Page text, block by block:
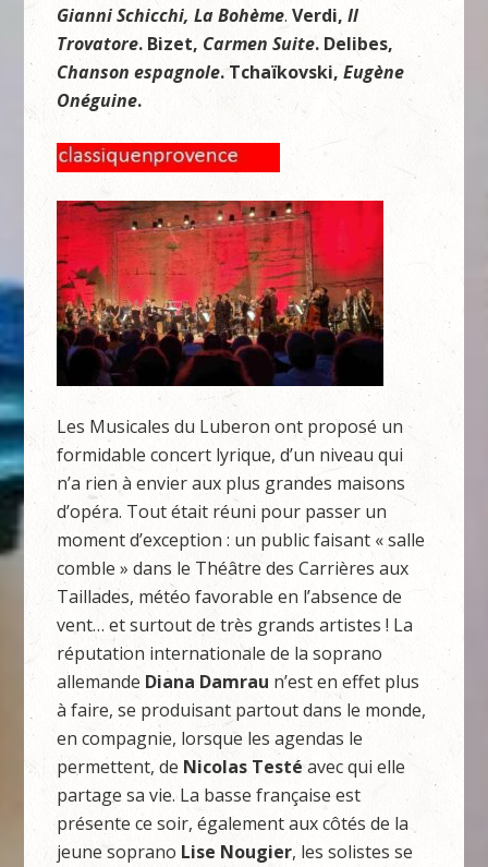
Gianni Schicchi, La Bohème.Verdi,Il
Trovatore. Bizet, Carmen Suite. Delibes,
Chanson espagnole. Tchaïkovski,Eugène
Onéguine.
Les Musicales du Luberon ont proposé un
formidable concert lyrique, d’un niveau qui
n’a rien à envier aux plus grandes maisons
d’opéra. Tout était réuni pour passer un
moment d’exception : un public faisant « salle
comble » dans le Théâtre des Carrières aux
Taillades, météo favorable en l’absence de
vent… et surtout de très grands artistes ! La
réputation internationale de la soprano
allemande Diana Damrau n’est en effet plus
à faire, se produisant partout dans le monde,
en compagnie, lorsque les agendas le
permettent, de Nicolas Testéavec qui elle
partage sa vie. La basse française est
présente ce soir, également aux côtés de la
jeune soprano Lise Nougier, les solistes se